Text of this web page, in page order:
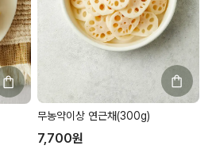
무농약이상 연근채(300g)
7,700원